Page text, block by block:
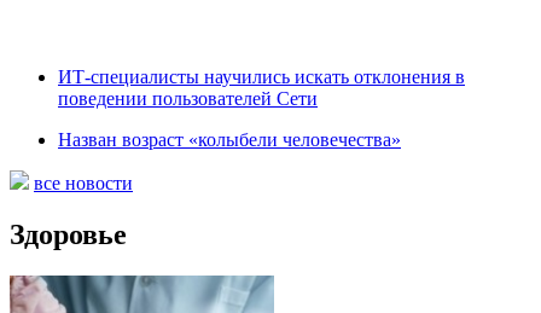
ИТ-специалисты научились искать отклонения в
поведении пользователей Сети
Назван возраст «колыбели человечества»
все новости
Здоровье